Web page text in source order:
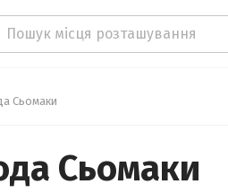
Сьомаки
Сьомаки